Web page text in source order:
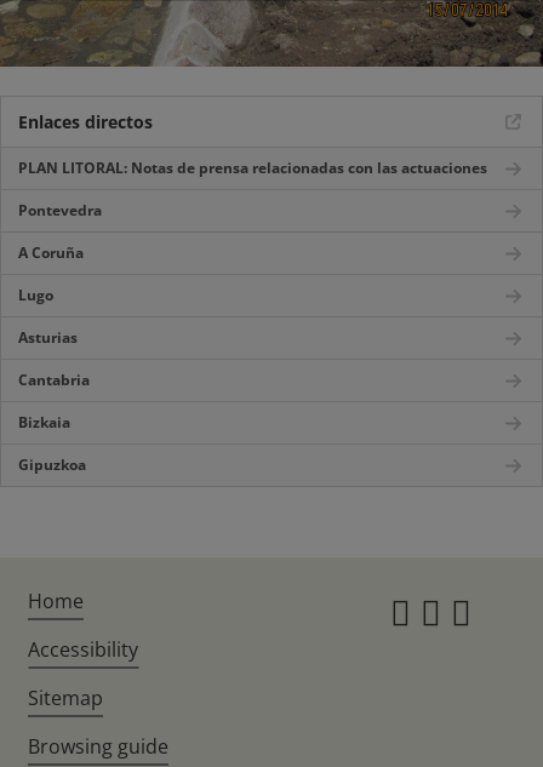
Enlaces directos
PLAN LITORAL: Notas de prensa relacionadas con las actuaciones
Pontevedra
A Coruña
Lugo
Asturias
Cantabria
Bizkaia
Gipuzkoa
Home
Accessibility
Sitemap
Browsing guide